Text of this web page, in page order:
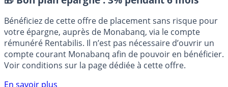
🎁 Bon plan épargne : 3% pendant 6 mois
Bénéficiez de cette offre de placement sans risque pour
votre épargne, auprès de Monabanq, via le compte
rémunéré Rentabilis. Il n’est pas nécessaire d’ouvrir un
compte courant Monabanq afin de pouvoir en bénéficier.
Voir conditions sur la page dédiée à cette offre.